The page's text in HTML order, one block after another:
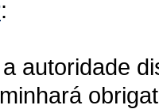
:
autoridade